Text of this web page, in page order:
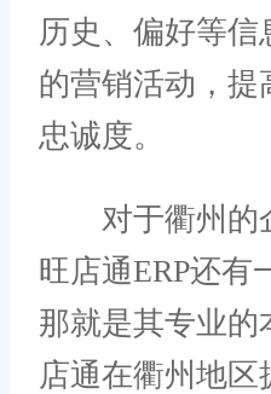
历史、偏好等
的营销活动，提
忠诚度。
对于衢州的
旺店通ERP还有
那就是其专业的
店通在衢州地